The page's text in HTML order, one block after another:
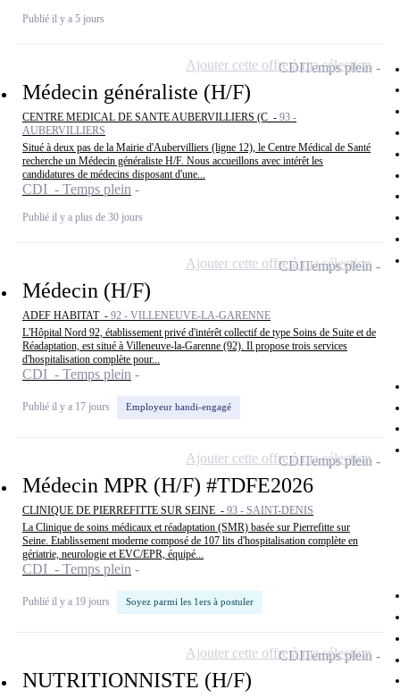
Publié il y a 5 jours
Médecin généraliste (H/F)
CENTRE MEDICAL DE SANTE AUBERVILLIERS (C - 93 -
AUBERVILLIERS
Situé à deux pas de la Mairie d'Aubervilliers (ligne 12), le Centre Médical de Santé
recherche un Médecin généraliste H/F. Nous accueillons avec intérêt les
candidatures de médecins disposant d'une...
CDI - Temps plein
Publié il y a plus de 30 jours
CDITemps plein
Ajouter cette offre à ma sélection
Médecin (H/F)
ADEF HABITAT - 92 - VILLENEUVE-LA-GARENNE
L'Hôpital Nord 92, établissement privé d'intérêt collectif de type Soins de Suite et de
Réadaptation, est situé à Villeneuve-la-Garenne (92). Il propose trois services
d'hospitalisation complète pour...
CDI - Temps plein
Publié il y a 17 jours Employeur handi-engagé
CDITemps plein
Ajouter cette offre à ma sélection
Médecin MPR (H/F) #TDFE2026
CLINIQUE DE PIERREFITTE SUR SEINE - 93 - SAINT-DENIS
La Clinique de soins médicaux et réadaptation (SMR) basée sur Pierrefitte sur
Seine. Etablissement moderne composé de 107 lits d'hospitalisation complète en
gériatrie, neurologie et EVC/EPR, équipé...
CDI - Temps plein
Publié il y a 19 jours Soyez parmi les 1ers à postuler
CDITemps plein
Ajouter cette offre à ma sélection
NUTRITIONNISTE (H/F)
CDITemps plein
Ajouter cette offre à ma sélection